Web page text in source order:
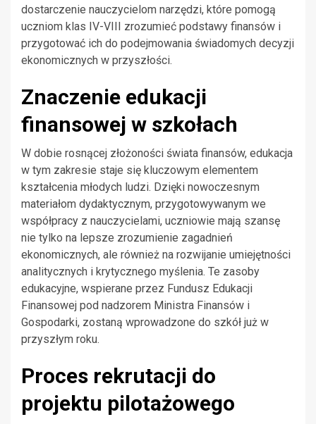
dostarczenie nauczycielom narzędzi, które pomogą
uczniom klas IV-VIII zrozumieć podstawy finansów i
przygotować ich do podejmowania świadomych decyzji
ekonomicznych w przyszłości.
Znaczenie edukacji
finansowej w szkołach
W dobie rosnącej złożoności świata finansów, edukacja
w tym zakresie staje się kluczowym elementem
kształcenia młodych ludzi. Dzięki nowoczesnym
materiałom dydaktycznym, przygotowywanym we
współpracy z nauczycielami, uczniowie mają szansę
nie tylko na lepsze zrozumienie zagadnień
ekonomicznych, ale również na rozwijanie umiejętności
analitycznych i krytycznego myślenia. Te zasoby
edukacyjne, wspierane przez Fundusz Edukacji
Finansowej pod nadzorem Ministra Finansów i
Gospodarki, zostaną wprowadzone do szkół już w
przyszłym roku.
Proces rekrutacji do
projektu pilotażowego